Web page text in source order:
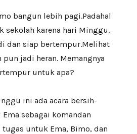
bangun lebih pagi.Padahal
sekolah karena hari Minggu.
dan siap bertempur.Melihat
pun jadi heran. Memangnya
untuk apa?
ini ada acara bersih-
sebagai komandan
untuk Ema, Bimo, dan